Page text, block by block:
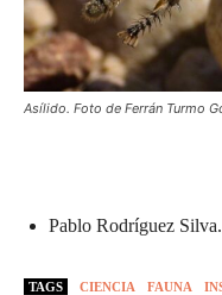
Asílido. Foto de Ferrán Turmo
Pablo Rodríguez
TAGS CIENCIA FAUNA